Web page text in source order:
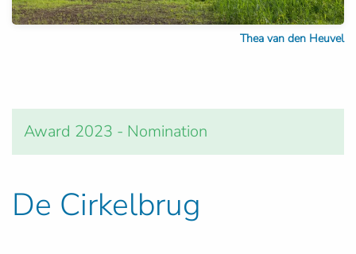
Thea van den Heuvel
Award 2023 - Nomination
De Cirkelbrug